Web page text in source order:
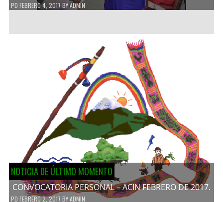
PD FEBRERO 4, 2017 BYADMIN
NOTICIA DE ÚLTIMO MOMENTO
CONVOCATORIA PERSONAL – ACIN FEBRERO DE 2017.
PD FEBRERO 2, 2017 BYADMIN